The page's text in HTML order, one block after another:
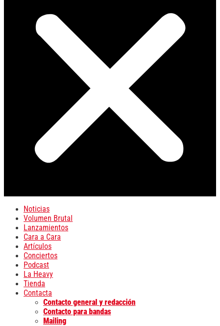
Noticias
Volumen Brutal
Lanzamientos
Cara a Cara
Artículos
Conciertos
Podcast
La Heavy
Tienda
Contacta
Contacto general y redacción
Contacto para bandas
Mailing